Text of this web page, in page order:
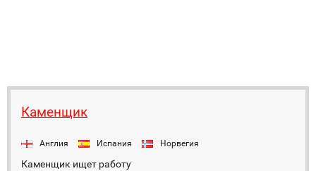
Каменщик
Англия Испания Норвегия
Каменщик ищет работу